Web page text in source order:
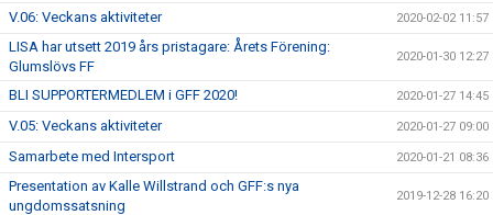
V.06: Veckans aktiviteter 2020-02-02 11:57
LISA har utsett 2019 års pristagare: Årets Förening:
Glumslövs FF
2020-01-30 12:27
BLI SUPPORTERMEDLEM i GFF 2020! 2020-01-27 14:45
V.05: Veckans aktiviteter 2020-01-27 09:00
Samarbete med Intersport 2020-01-21 08:36
Presentation av Kalle Willstrand och GFF:s nya
ungdomssatsning
2019-12-28 16:20